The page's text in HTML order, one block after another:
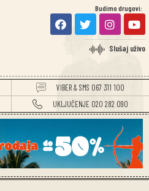
Budimo drugovi:
Slušaj uživo
VIBER & SMS 067 311 100
UKLJUČENJE 020 282 090